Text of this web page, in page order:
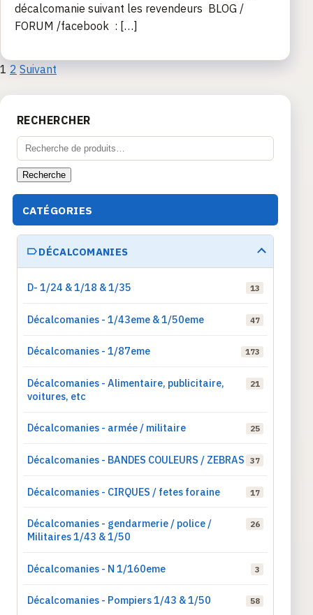
décalcomanie suivant les revendeurs BLOG /
FORUM /facebook : […]
Pagination
des
publications
1 2 Suivant
RECHERCHER
Recherche
pour :
Recherche
CATÉGORIES
DÉCALCOMANIES
D- 1/24 & 1/18 & 1/35 13
Décalcomanies - 1/43eme & 1/50eme 47
Décalcomanies - 1/87eme 173
Décalcomanies - Alimentaire, publicitaire,
voitures, etc
21
Décalcomanies - armée / militaire 25
Décalcomanies - BANDES COULEURS / ZEBRAS 37
Décalcomanies - CIRQUES / fetes foraine 17
Décalcomanies - gendarmerie / police /
Militaires 1/43 & 1/50
26
Décalcomanies - N 1/160eme 3
Décalcomanies - Pompiers 1/43 & 1/50 58